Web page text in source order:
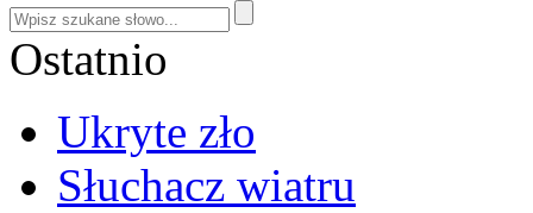
Ostatnio
Ukryte zło
Słuchacz wiatru